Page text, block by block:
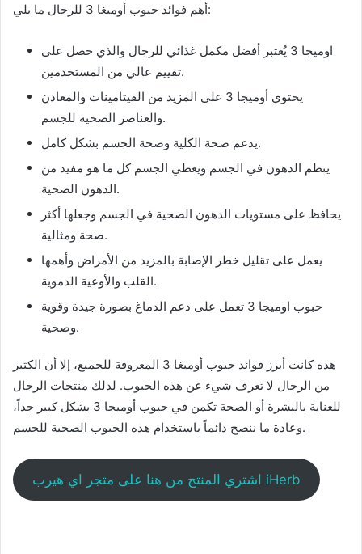
أهم فوائد حبوب أوميغا 3 للرجال ما يلي:
اوميجا 3 يُعتبر أفضل مكمل غذائي للرجال والذي حصل على
تقييم عالي من المستخدمين.
يحتوي أوميجا 3 على المزيد من الفيتامينات والمعادن
والعناصر الصحية للجسم.
يدعم صحة الكلية وصحة الجسم بشكل كامل.
ينظم الدهون في الجسم ويعطي الجسم كل ما هو مفيد من
الدهون الصحية.
يحافظ على مستويات الدهون الصحية في الجسم وجعلها أكثر
صحة ومثالية.
يعمل على تقليل خطر الإصابة بالمزيد من الأمراض وأهمها
القلب والأوعية الدموية.
حبوب اوميجا 3 تعمل على دعم الدماغ بصورة جيدة وقوية
وصحية.
هذه كانت أبرز فوائد حبوب أوميغا 3 المعروفة للجميع، إلا أن الكثير
من الرجال لا تعرف شيء عن هذه الحبوب. لذلك منتجات الرجال
للعناية بالبشرة أو الصحة تكمن في حبوب أوميجا 3 بشكل كبير جداً،
وعادة ما ننصح دائماً باستخدام هذه الحبوب الصحية للجسم.
اشتري المنتج من هنا على متجر اي هيرب iHerb